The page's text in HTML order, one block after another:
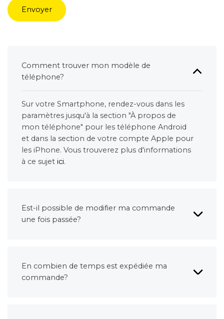
Envoyer
Comment trouver mon modèle de
téléphone?
Sur votre Smartphone, rendez-vous dans les
paramètres jusqu'à la section "À propos de
mon téléphone" pour les téléphone Android
et dans la section de votre compte Apple pour
les iPhone. Vous trouverez plus d'informations
à ce sujet ici.
Est-il possible de modifier ma commande
une fois passée?
En combien de temps est expédiée ma
commande?